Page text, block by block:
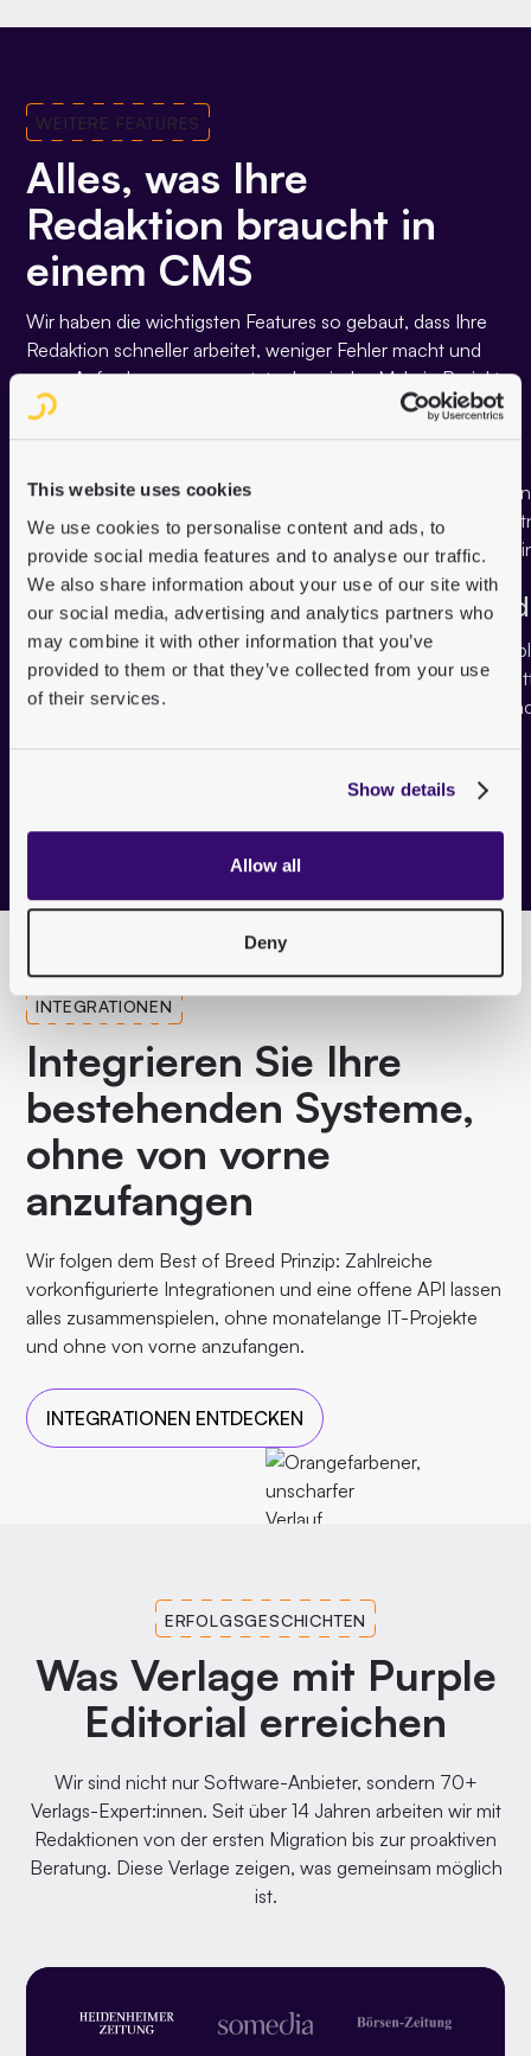
This website uses cookies
We use cookies to personalise content and ads, to
provide social media features and to analyse our traffic.
We also share information about your use of our site with
our social media, advertising and analytics partners who
may combine it with other information that you’ve
provided to them or that they’ve collected from your use
of their services.
Show details
Allow all
Deny
WEITERE FEATURES
Alles, was Ihre
Redaktion braucht in
einem CMS
Wir haben die wichtigsten Features so gebaut, dass Ihre
Redaktion schneller arbeitet, weniger Fehler macht und
neue Anforderungen umsetzt, ohne jedes Mal ein Projekt
daraus zu machen.
Planung
Themen, Artikel und Deadlines mit Kanban-Board
und Kalenderansicht im Hub planen und den
Überblick behalten.
INTEGRATIONEN
Integrieren Sie Ihre
bestehenden Systeme,
ohne von vorne
anzufangen
Wir folgen dem Best of Breed Prinzip: Zahlreiche
vorkonfigurierte Integrationen und eine offene API lassen
alles zusammenspielen, ohne monatelange IT-Projekte
und ohne von vorne anzufangen.
INTEGRATIONEN ENTDECKEN
ERFOLGSGESCHICHTEN
Was Verlage mit Purple
Editorial erreichen
Wir sind nicht nur Software-Anbieter, sondern 70+
Verlags-Expert:innen. Seit über 14 Jahren arbeiten wir mit
Redaktionen von der ersten Migration bis zur proaktiven
Beratung. Diese Verlage zeigen, was gemeinsam möglich
ist.